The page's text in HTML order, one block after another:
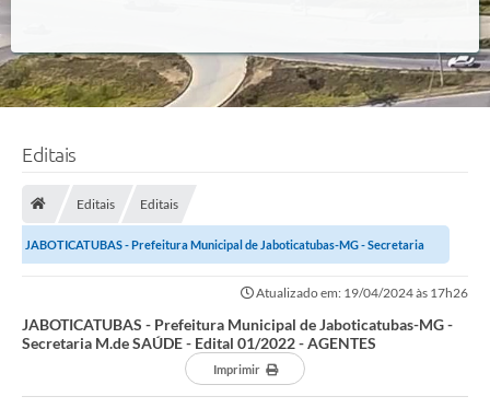
Editais
Editais Editais
JABOTICATUBAS - Prefeitura Municipal de Jaboticatubas-MG - Secretaria
Atualizado em: 19/04/2024 às 17h26
JABOTICATUBAS - Prefeitura Municipal de Jaboticatubas-MG -
Secretaria M.de SAÚDE - Edital 01/2022 - AGENTES
Imprimir